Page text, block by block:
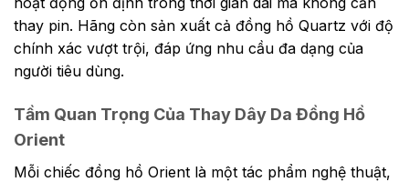
thay pin. Hãng còn sản xuất cả đồng hồ Quartz với độ
chính xác vượt trội, đáp ứng nhu cầu đa dạng của
người tiêu dùng.
Tầm Quan Trọng Của Thay Dây Da Đồng Hồ
Orient
Mỗi chiếc đồng hồ Orient là một tác phẩm nghệ thuật,